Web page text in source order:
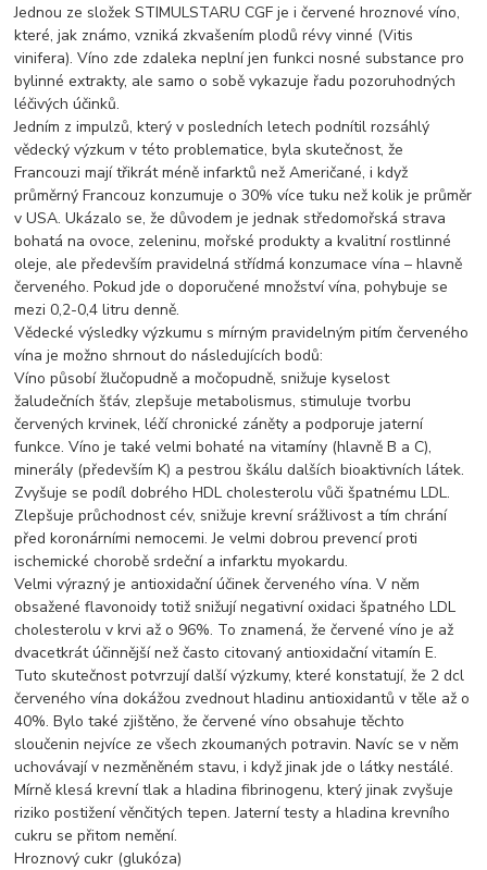
Jednou ze složek STIMULSTARU CGF je i červené hroznové víno,
které, jak známo, vzniká zkvašením plodů révy vinné (Vitis
vinifera). Víno zde zdaleka neplní jen funkci nosné substance pro
bylinné extrakty, ale samo o sobě vykazuje řadu pozoruhodných
léčivých účinků.
Jedním z impulzů, který v posledních letech podnítil rozsáhlý
vědecký výzkum v této problematice, byla skutečnost, že
Francouzi mají třikrát méně infarktů než Američané, i když
průměrný Francouz konzumuje o 30% více tuku než kolik je průměr
v USA. Ukázalo se, že důvodem je jednak středomořská strava
bohatá na ovoce, zeleninu, mořské produkty a kvalitní rostlinné
oleje, ale především pravidelná střídmá konzumace vína – hlavně
červeného. Pokud jde o doporučené množství vína, pohybuje se
mezi 0,2-0,4 litru denně.
Vědecké výsledky výzkumu s mírným pravidelným pitím červeného
vína je možno shrnout do následujících bodů:
Víno působí žlučopudně a močopudně, snižuje kyselost
žaludečních šťáv, zlepšuje metabolismus, stimuluje tvorbu
červených krvinek, léčí chronické záněty a podporuje jaterní
funkce. Víno je také velmi bohaté na vitamíny (hlavně B a C),
minerály (především K) a pestrou škálu dalších bioaktivních látek.
Zvyšuje se podíl dobrého HDL cholesterolu vůči špatnému LDL.
Zlepšuje průchodnost cév, snižuje krevní srážlivost a tím chrání
před koronárními nemocemi. Je velmi dobrou prevencí proti
ischemické chorobě srdeční a infarktu myokardu.
Velmi výrazný je antioxidační účinek červeného vína. V něm
obsažené flavonoidy totiž snižují negativní oxidaci špatného LDL
cholesterolu v krvi až o 96%. To znamená, že červené víno je až
dvacetkrát účinnější než často citovaný antioxidační vitamín E.
Tuto skutečnost potvrzují další výzkumy, které konstatují, že 2 dcl
červeného vína dokážou zvednout hladinu antioxidantů v těle až o
40%. Bylo také zjištěno, že červené víno obsahuje těchto
sloučenin nejvíce ze všech zkoumaných potravin. Navíc se v něm
uchovávají v nezměněném stavu, i když jinak jde o látky nestálé.
Mírně klesá krevní tlak a hladina fibrinogenu, který jinak zvyšuje
riziko postižení věnčitých tepen. Jaterní testy a hladina krevního
cukru se přitom nemění.
Hroznový cukr (glukóza)